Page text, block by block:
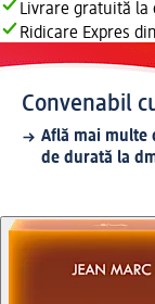
Livrare gratuită la
Ridicare Expres
Convenabil
Află mai multe
de durată la